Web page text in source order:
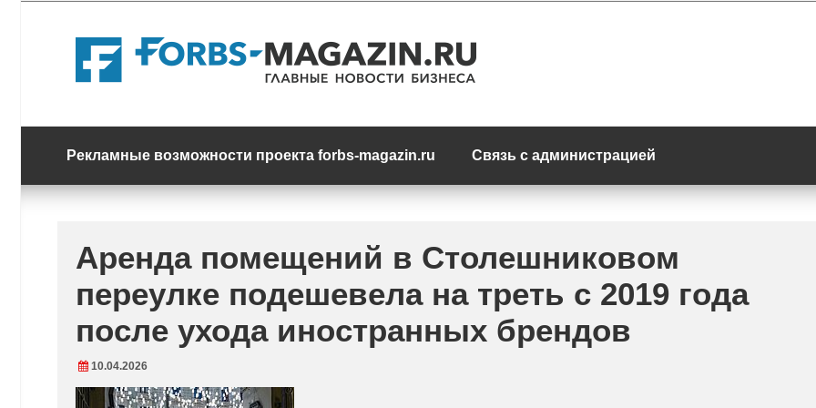
Рекламные возможности проекта forbs-magazin.ru Связь с администрацией
Аренда помещений в Столешниковом
переулке подешевела на треть с 2019 года
после ухода иностранных брендов
10.04.2026